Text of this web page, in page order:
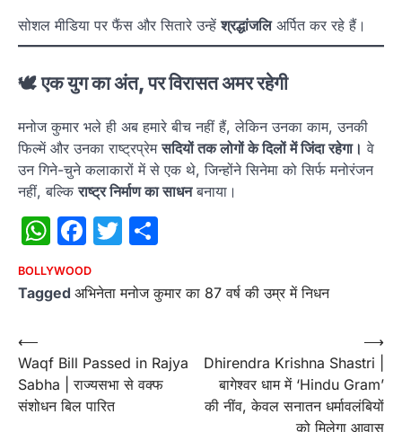
सोशल मीडिया पर फैंस और सितारे उन्हेंश्रद्धांजलिअर्पित कर रहे हैं।
🕊एक युग का अंत, पर विरासत अमर रहेगी
मनोज कुमार भले ही अब हमारे बीच नहीं हैं, लेकिन उनका काम, उनकी
फिल्में और उनका राष्ट्रप्रेमसदियों तक लोगों के दिलों में जिंदा रहेगा। वे
उन गिने-चुने कलाकारों में से एक थे, जिन्होंने सिनेमा को सिर्फ मनोरंजन
नहीं, बल्किराष्ट्र निर्माण का साधनबनाया।
WhatsApp
Facebook
Twitter
BOLLYWOOD
Tagged अभिनेता मनोज कुमार का 87 वर्ष की उम्र में निधन
Post
navigation
⟵
Waqf Bill Passed in Rajya
Sabha | राज्यसभा से वक्फ
संशोधन बिल पारित
Dhirendra Krishna Shastri |
बागेश्वर धाम में ‘Hindu Gram’
की नींव, केवल सनातन धर्मावलंबियों
को मिलेगा आवास
⟶